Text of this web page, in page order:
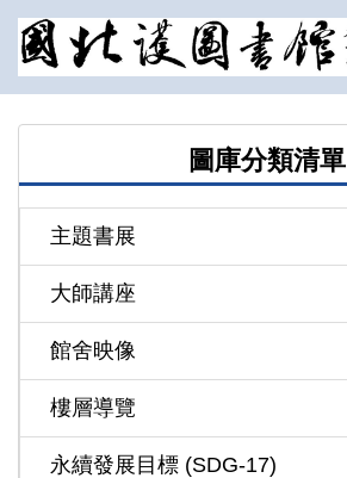
跳
到
容
區
圖庫分類清單
主題書展
大師講座
館舍映像
樓層導覽
永續發展目標 (SDG-17)